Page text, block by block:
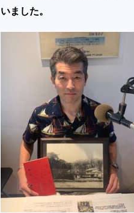
いました。